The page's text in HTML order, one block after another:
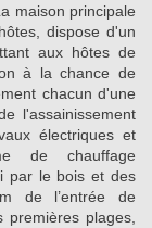
maison principale
dispose d'un
aux hôtes de
à la chance de
chacun d'une
l'assainissement
électriques et
de chauffage
par le bois et des
de l’entrée de
plages,